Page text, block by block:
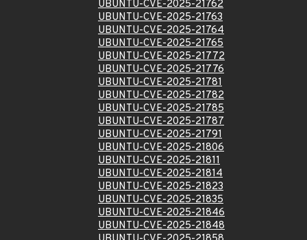
UBUNTU-CVE-2025-21762
UBUNTU-CVE-2025-21763
UBUNTU-CVE-2025-21764
UBUNTU-CVE-2025-21765
UBUNTU-CVE-2025-21772
UBUNTU-CVE-2025-21776
UBUNTU-CVE-2025-21781
UBUNTU-CVE-2025-21782
UBUNTU-CVE-2025-21785
UBUNTU-CVE-2025-21787
UBUNTU-CVE-2025-21791
UBUNTU-CVE-2025-21806
UBUNTU-CVE-2025-21811
UBUNTU-CVE-2025-21814
UBUNTU-CVE-2025-21823
UBUNTU-CVE-2025-21835
UBUNTU-CVE-2025-21846
UBUNTU-CVE-2025-21848